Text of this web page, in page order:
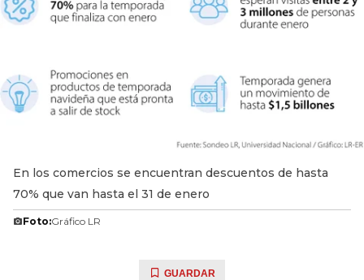
En los comercios se encuentran descuentos de hasta
70% que van hasta el 31 de enero
Foto:Gráfico LR
GUARDAR